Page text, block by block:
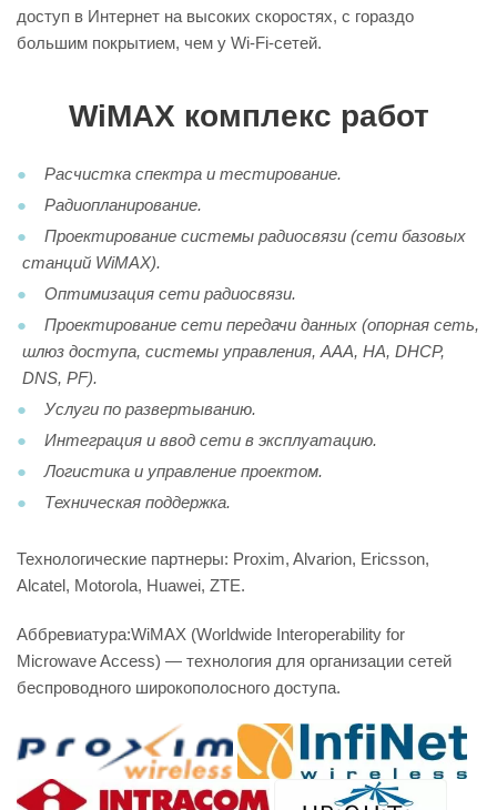
доступ в Интернет на высоких скоростях, с гораздо
большим покрытием, чем у Wi-Fi-сетей.
WiMAX комплекс работ
Расчистка спектра и тестирование.
Радиопланирование.
Проектирование системы радиосвязи (сети базовых
станций WiMAX).
Оптимизация сети радиосвязи.
Проектирование сети передачи данных (опорная сеть,
шлюз доступа, системы управления, AAA, HA, DHCP,
DNS, PF).
Услуги по развертыванию.
Интеграция и ввод сети в эксплуатацию.
Логистика и управление проектом.
Техническая поддержка.
Технологические партнеры: Proxim, Alvarion, Ericsson,
Alcatel, Motorola, Huawei, ZTE.
Аббревиатура:WiMAX (Worldwide Interoperability for
Microwave Access) — технология для организации сетей
беспроводного широкополосного доступа.